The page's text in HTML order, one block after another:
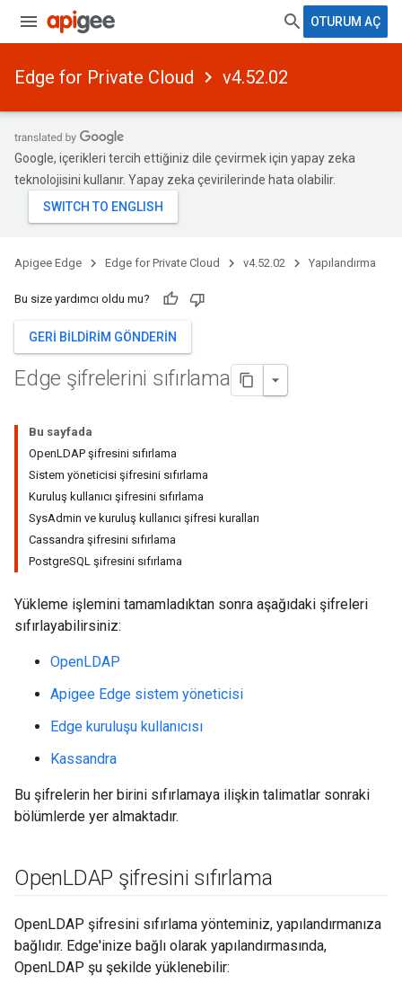
OTURUM AÇ
Edge for Private Cloud v4.52.02
Google, içerikleri tercih ettiğiniz dile çevirmek için yapay zeka
teknolojisini kullanır. Yapay zeka çevirilerinde hata olabilir.
Apigee Edge Edge for Private Cloud v4.52.02 Yapılandırma
Bu size yardımcı oldu mu?
GERI BILDIRIM GÖNDERIN
Edge şifrelerini sıfırlama
Bu sayfada
OpenLDAP şifresini sıfırlama
Sistem yöneticisi şifresini sıfırlama
Kuruluş kullanıcı şifresini sıfırlama
SysAdmin ve kuruluş kullanıcı şifresi kuralları
Cassandra şifresini sıfırlama
PostgreSQL şifresini sıfırlama
Yükleme işlemini tamamladıktan sonra aşağıdaki şifreleri
sıfırlayabilirsiniz:
OpenLDAP
Apigee Edge sistem yöneticisi
Edge kuruluşu kullanıcısı
Kassandra
Bu şifrelerin her birini sıfırlamaya ilişkin talimatlar sonraki
bölümlerde yer almaktadır.
OpenLDAP şifresini sıfırlama
OpenLDAP şifresini sıfırlama yönteminiz, yapılandırmanıza
bağlıdır. Edge'inize bağlı olarak yapılandırmasında,
OpenLDAP şu şekilde yüklenebilir: